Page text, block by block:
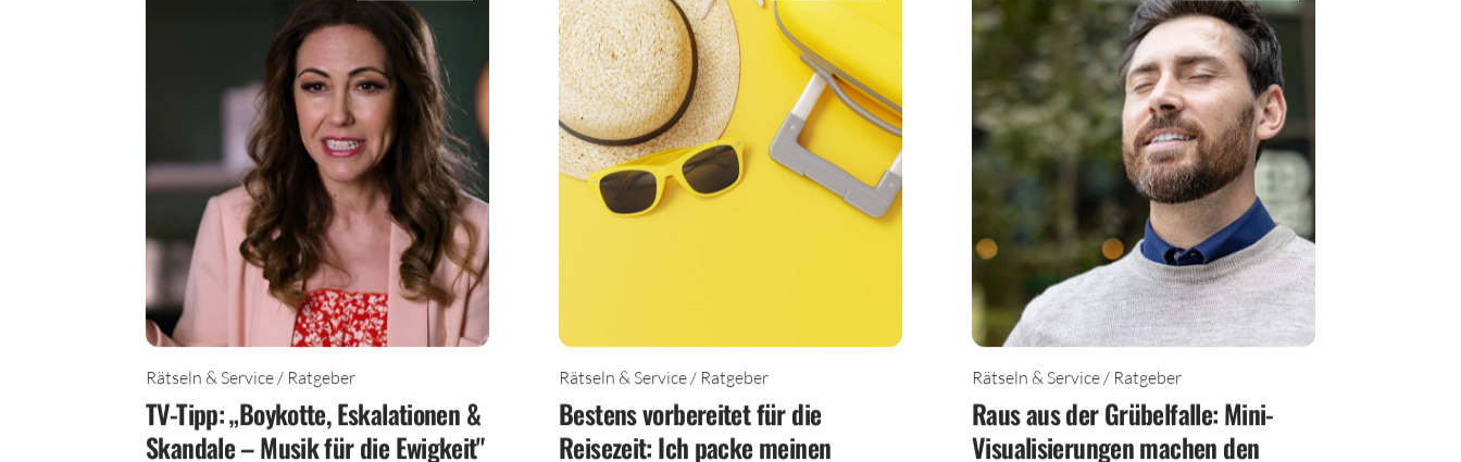
Rätseln & Service / Ratgeber
TV-Tipp: „Boykotte, Eskalationen &
Skandale – Musik für die Ewigkeit"
Rätseln & Service / Ratgeber
Bestens vorbereitet für die
Reisezeit: Ich packe meinen
Rätseln & Service / Ratgeber
Raus aus der Grübelfalle: Mini-
Visualisierungen machen den